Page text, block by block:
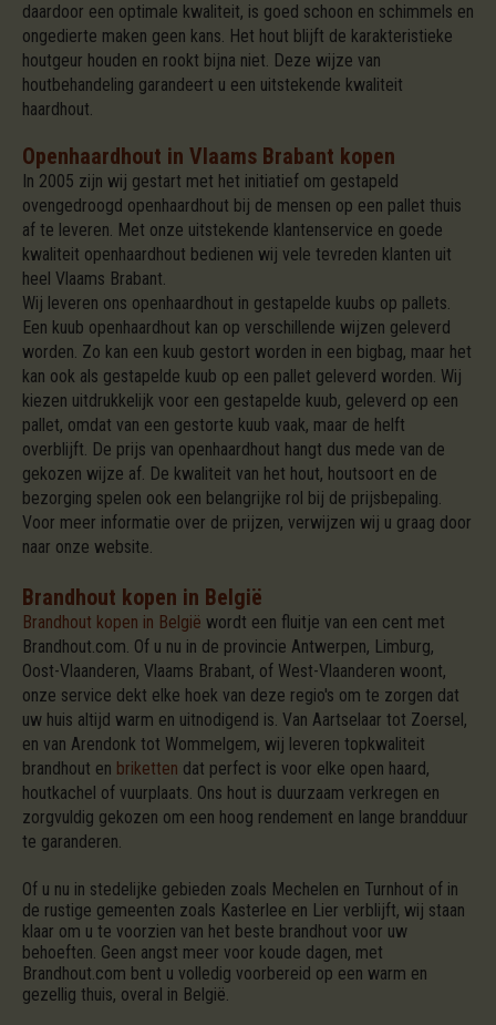
daardoor een optimale kwaliteit, is goed schoon en schimmels en
ongedierte maken geen kans. Het hout blijft de karakteristieke
houtgeur houden en rookt bijna niet. Deze wijze van
houtbehandeling garandeert u een uitstekende kwaliteit
haardhout.
Openhaardhout in Vlaams Brabant kopen
In 2005 zijn wij gestart met het initiatief om gestapeld
ovengedroogd openhaardhout bij de mensen op een pallet thuis
af te leveren. Met onze uitstekende klantenservice en goede
kwaliteit openhaardhout bedienen wij vele tevreden klanten uit
heel Vlaams Brabant.
Wij leveren ons openhaardhout in gestapelde kuubs op pallets.
Een kuub openhaardhout kan op verschillende wijzen geleverd
worden. Zo kan een kuub gestort worden in een bigbag, maar het
kan ook als gestapelde kuub op een pallet geleverd worden. Wij
kiezen uitdrukkelijk voor een gestapelde kuub, geleverd op een
pallet, omdat van een gestorte kuub vaak, maar de helft
overblijft. De prijs van openhaardhout hangt dus mede van de
gekozen wijze af. De kwaliteit van het hout, houtsoort en de
bezorging spelen ook een belangrijke rol bij de prijsbepaling.
Voor meer informatie over de prijzen, verwijzen wij u graag door
naar onze website.
Brandhout kopen in België
Brandhout kopen in België wordt een fluitje van een cent met
Brandhout.com. Of u nu in de provincie Antwerpen, Limburg,
Oost-Vlaanderen, Vlaams Brabant, of West-Vlaanderen woont,
onze service dekt elke hoek van deze regio's om te zorgen dat
uw huis altijd warm en uitnodigend is. Van Aartselaar tot Zoersel,
en van Arendonk tot Wommelgem, wij leveren topkwaliteit
brandhout en briketten dat perfect is voor elke open haard,
houtkachel of vuurplaats. Ons hout is duurzaam verkregen en
zorgvuldig gekozen om een hoog rendement en lange brandduur
te garanderen.
Of u nu in stedelijke gebieden zoals Mechelen en Turnhout of in
de rustige gemeenten zoals Kasterlee en Lier verblijft, wij staan
klaar om u te voorzien van het beste brandhout voor uw
behoeften. Geen angst meer voor koude dagen, met
Brandhout.com bent u volledig voorbereid op een warm en
gezellig thuis, overal in België.